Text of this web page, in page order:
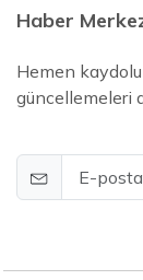
Haber
Hemen
güncellemeleri